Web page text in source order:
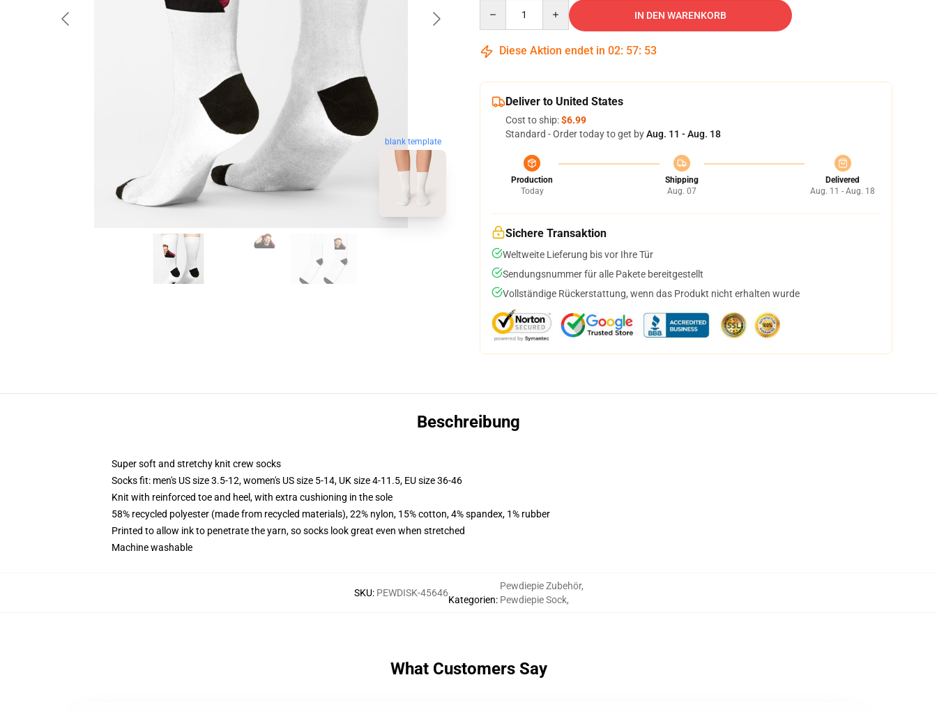
blank template
IN DEN WARENKORB
Diese Aktion endet in 02: 57: 52
Deliver to United States
Cost to ship:$6.99
Standard - Order today to get byAug. 11 - Aug. 18
Production
Today
Shipping
Aug. 07
Delivered
Aug. 11 - Aug. 18
Sichere Transaktion
Weltweite Lieferung bis vor Ihre Tür
Sendungsnummer für alle Pakete bereitgestellt
Vollständige Rückerstattung, wenn das Produkt nicht erhalten wurde
Beschreibung
Super soft and stretchy knit crew socks
Socks fit: men's US size 3.5-12, women's US size 5-14, UK size 4-11.5, EU size 36-46
Knit with reinforced toe and heel, with extra cushioning in the sole
58% recycled polyester (made from recycled materials), 22% nylon, 15% cotton, 4% spandex, 1% rubber
Printed to allow ink to penetrate the yarn, so socks look great even when stretched
Machine washable
SKU: PEWDISK-45646
Kategorien:
Pewdiepie Zubehör,
Pewdiepie Sock,
What Customers Say